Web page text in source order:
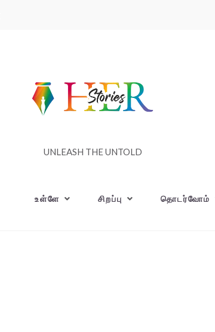
UNLEASH THE UNTOLD
உள்ளே சிறப்பு தொடர்வோம்